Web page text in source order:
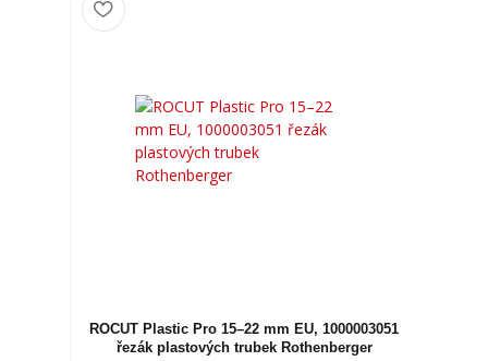
ROCUT Plastic Pro 15–22 mm EU, 1000003051
řezák plastových trubek Rothenberger